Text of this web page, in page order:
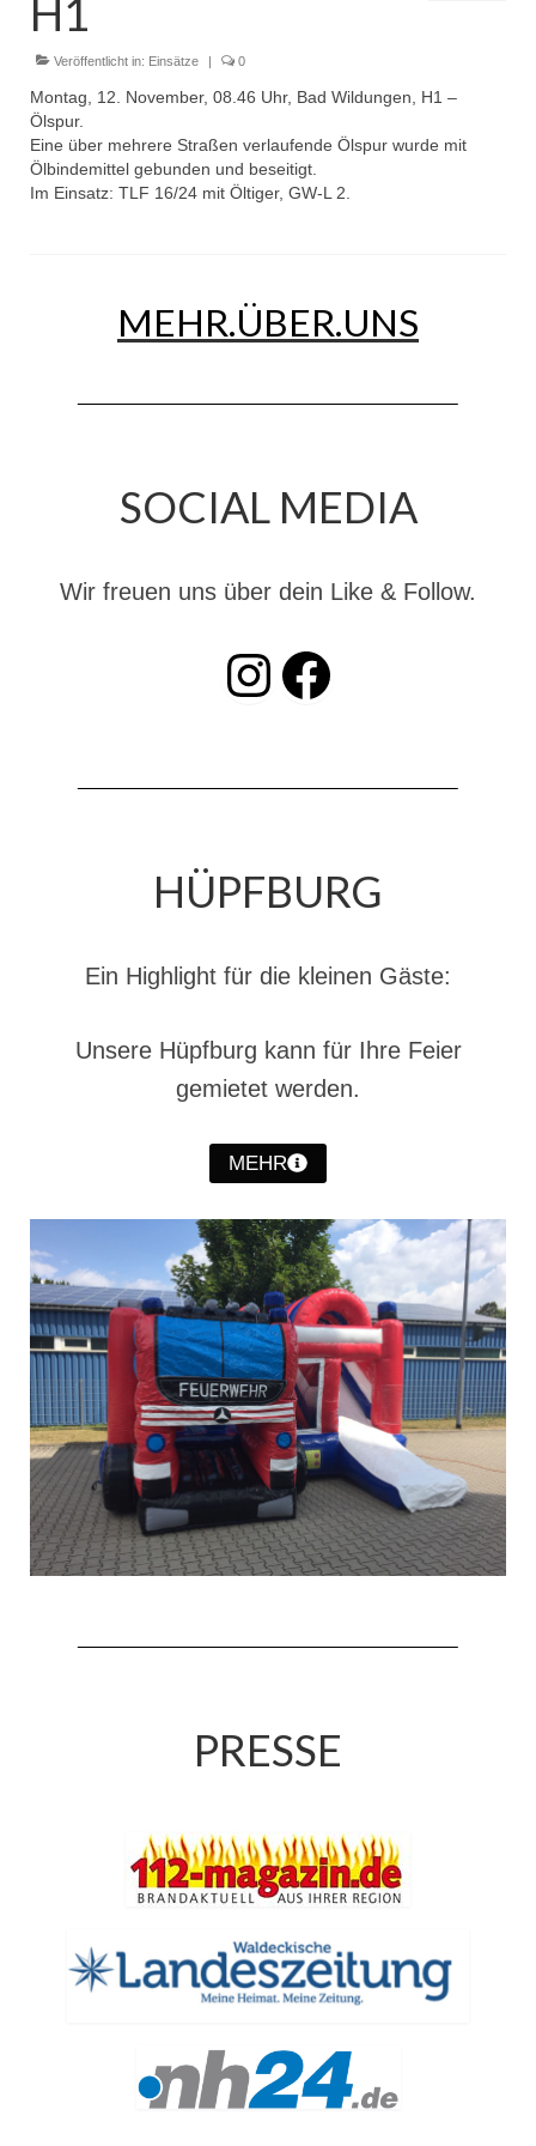
Einsätze
Einsatzstichworte
Jugendfeuerwehr
Gründung Jugendfeuerwehr 1996
Kreiszeltlager 2023
Infos
Katastrophenschutz
Dienstplan Dekon-Zug
Termine
Chronik des Musikzug
Christkindwiegen
Christkindwiegen 2024
Christkindwiegen 2022
Christkindwiegen 2021
Christkindwiegen 2019
Christkindwiegen 2018
Christkindwiegen 2017
Christkindwiegen 2016
Jahreskonzert 2017
Oktoberfestkonzert 2022
Tagesfahrt 2017
Fahrzeuge & Technik
Einsatzfahrzeuge
Hilfeleistungslöschgruppenfahrzeug HLF
H1
Veröffentlicht in: Einsätze | 0
Montag, 12. November, 08.46 Uhr, Bad Wildungen, H1 –
Ölspur.
Eine über mehrere Straßen verlaufende Ölspur wurde mit
Ölbindemittel gebunden und beseitigt.
Im Einsatz: TLF 16/24 mit Öltiger, GW-L 2.
MEHR.ÜBER.UNS
SOCIAL MEDIA
Wir freuen uns über dein Like & Follow.
INSTAGRAM Facebook
HÜPFBURG
Ein Highlight für die kleinen Gäste:
Unsere Hüpfburg kann für Ihre Feier
gemietet werden.
MEHR
PRESSE